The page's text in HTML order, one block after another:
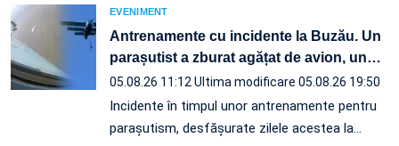
EVENIMENT
Antrenamente cu incidente la Buzău. Un
parașutist a zburat agățat de avion, un…
05.08.26 11:12 Ultima modificare 05.08.26 19:50
Incidente în timpul unor antrenamente pentru
parașutism, desfășurate zilele acestea la…